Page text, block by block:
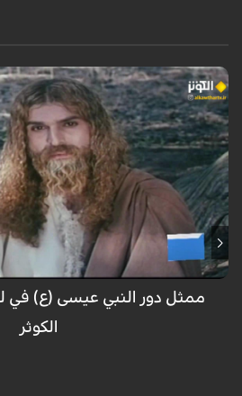
حوار خاص مع الممثل في دور المسيح في
سليماني نيا
ممثل دور النبي عيسى (ع) في
الكوثر